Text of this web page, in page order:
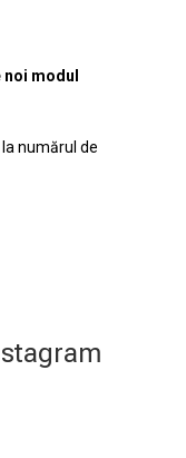
modul
numărul de